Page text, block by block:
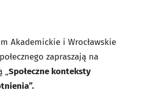
Akademickie i Wrocławskie
zapraszają na
„Społeczne konteksty